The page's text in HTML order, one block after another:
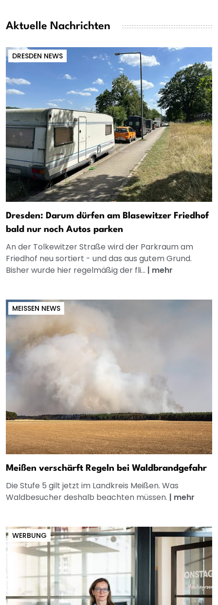
Aktuelle Nachrichten
DRESDEN NEWS
Dresden: Darum dürfen am Blasewitzer Friedhof
bald nur noch Autos parken
An der Tolkewitzer Straße wird der Parkraum am
Friedhof neu sortiert - und das aus gutem Grund.
Bisher wurde hier regelmäßig der fli... | mehr
MEISSEN NEWS
Meißen verschärft Regeln bei Waldbrandgefahr
Die Stufe 5 gilt jetzt im Landkreis Meißen. Was
Waldbesucher deshalb beachten müssen. | mehr
WERBUNG